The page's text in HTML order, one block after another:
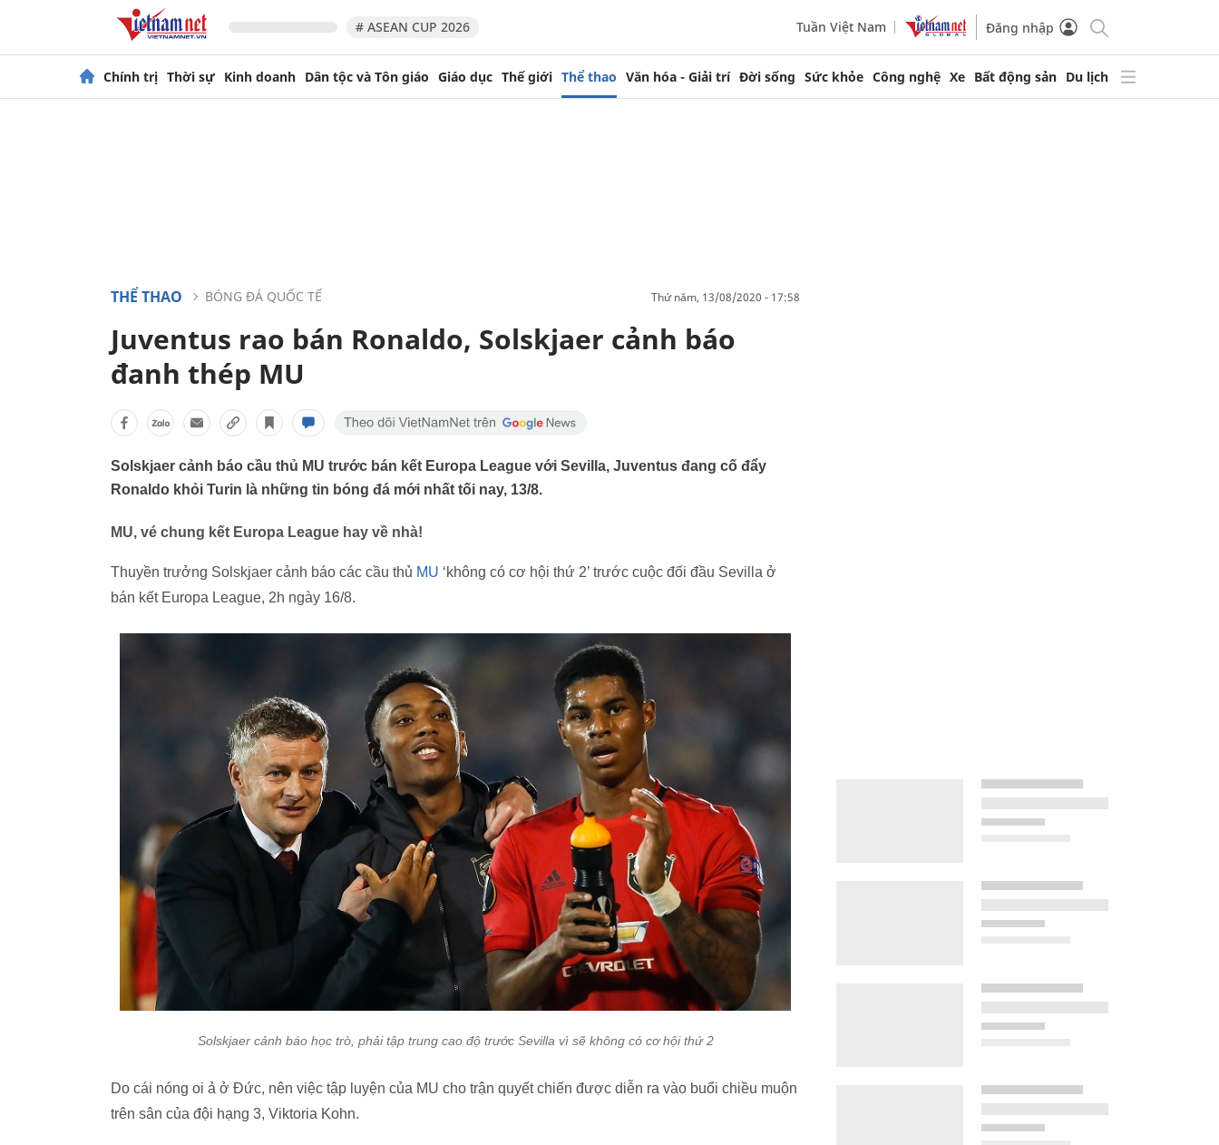
# ASEAN CUP 2026 Tuần Việt Nam Đăng nhập
Chính trị Thời sự Kinh doanh Dân tộc và Tôn giáo Giáo dục Thế giới Thể thao Văn hóa - Giải trí Đời sống Sức khỏe Công nghệ Xe Bất động sản Du lịch
THỂ THAO BÓNG ĐÁ QUỐC TẾ thứ năm, 13/08/2020 - 17:58
Juventus rao bán Ronaldo, Solskjaer cảnh báo
đanh thép MU
Solskjaer cảnh báo cầu thủ MU trước bán kết Europa League với Sevilla, Juventus đang cố đẩy
Ronaldo khỏi Turin là những tin bóng đá mới nhất tối nay, 13/8.
MU, vé chung kết Europa League hay về nhà!
Thuyền trưởng Solskjaer cảnh báo các cầu thủ MU ‘không có cơ hội thứ 2’ trước cuộc đối đầu Sevilla ở
bán kết Europa League, 2h ngày 16/8.
Solskjaer cảnh báo học trò, phải tập trung cao độ trước Sevilla vì sẽ không có cơ hội thứ 2
Do cái nóng oi ả ở Đức, nên việc tập luyện của MU cho trận quyết chiến được diễn ra vào buổi chiều muộn
trên sân của đội hạng 3, Viktoria Kohn.